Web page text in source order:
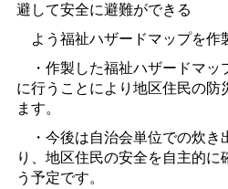
避して安全に避難ができる
よう福祉ハザードマップを作
・作製した福祉ハザードマッ
に行うことにより地区住民の防
ます。
・今後は自治会単位での炊き
り、地区住民の安全を自主的
う予定です。